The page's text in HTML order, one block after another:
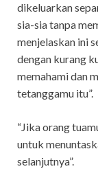
dikeluarkan
sia-sia tanpa
menjelaskan ini
dengan kurang
memahami dan
tetanggamu itu”.
“Jika orang
untuk
selanjutnya”.